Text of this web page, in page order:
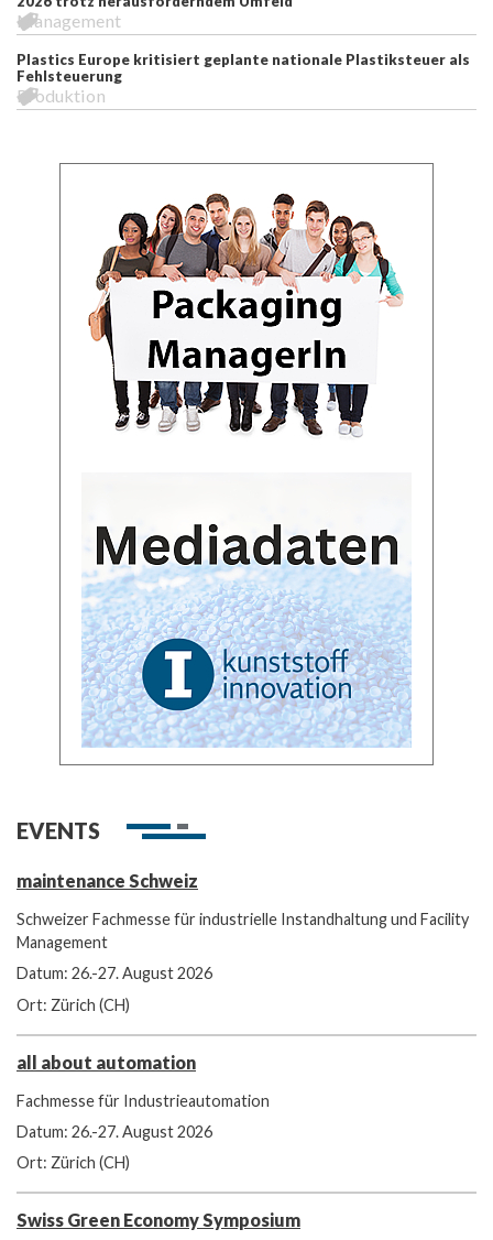
Management
Plastics Europe kritisiert geplante nationale Plastiksteuer als
Fehlsteuerung
Produktion
EVENTS
maintenance Schweiz
Schweizer Fachmesse für industrielle Instandhaltung und Facility
Management
Datum: 26.-27. August 2026
Ort: Zürich (CH)
all about automation
Fachmesse für Industrieautomation
Datum: 26.-27. August 2026
Ort: Zürich (CH)
Swiss Green Economy Symposium